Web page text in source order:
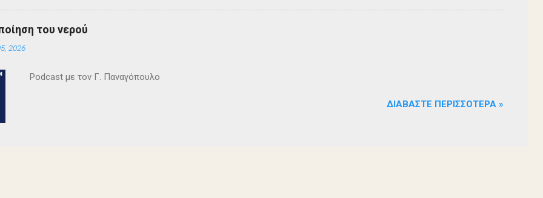
έργο και τους έμειναν ανεξίτηλα στη μνήμη τους. Επρόκειτο για μία αναμφισβήτητα δυνατή παράσταση. Με τη
σπουδαία σκηνοθεσία της Τώνιας Σταυροπούλου που επί μακρά σειρά ετών είναι υπεύθυνη του Α΄ Δημοτικού
Θεατρικού Εργαστηρίου. Εξαιρετικές ερμηνείες κατέθεσαν οι ηθοποιοί: Αλέξανδρος Γεωργίου, Αλέξανδρος
Θεοδόσης, Άννα Αλεξανδράκη, Γιάννης Καρτερός, Δήμητρα Χίου, Ευριπίδης Τσαούσογλου, Θοδωρής Σκληρός ,
του νερού
2026
Podcast με τον Γ. Παναγόπουλο
ΔΙΑΒΆΣΤΕ ΠΕΡΙΣΣΌΤΕΡΑ »